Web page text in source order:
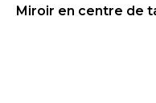
Miroir en centre de